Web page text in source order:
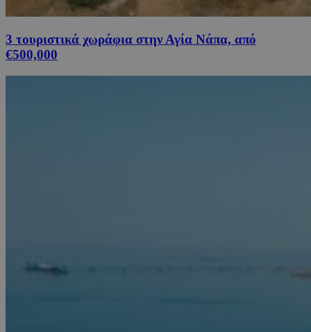
3 τουριστικά χωράφια στην Αγία Νάπα, από
€500,000